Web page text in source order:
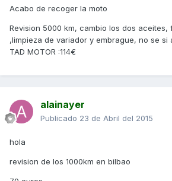
Acabo de recoger la moto
Revision 5000 km, cambio los dos aceites,
,limpieza de variador y embrague, no se si
TAD MOTOR :114€
alainayer
Publicado 23 de Abril del 2015
hola
revision de los 1000km en bilbao